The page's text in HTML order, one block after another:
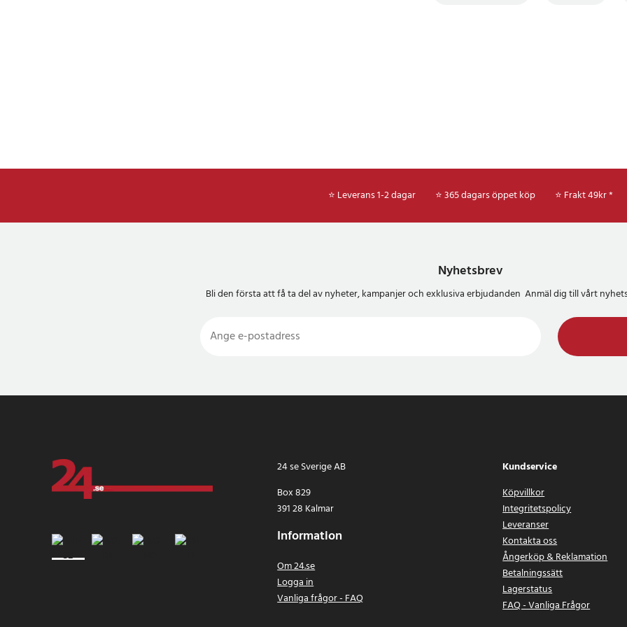
⭐ Leverans 1-2 dagar ⭐ 365 dagars öppet köp ⭐ Frakt 49kr *
Nyhetsbrev
Bli den första att få ta del av nyheter, kampanjer och exklusiva erbjudanden Anmäl dig till vårt
24 se Sverige AB
Box 829
391 28 Kalmar
Information
Om 24.se
Logga in
Vanliga frågor - FAQ
Kundservice
Köpvillkor
Integritetspolicy
Leveranser
Kontakta oss
Ångerköp & Reklamation
Betalningssätt
Lagerstatus
FAQ - Vanliga Frågor